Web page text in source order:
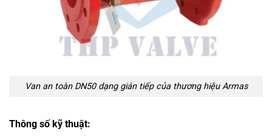
Van an toàn DN50 dạng gián tiếp của thương hiệu Armas
Thông số kỹ thuật: